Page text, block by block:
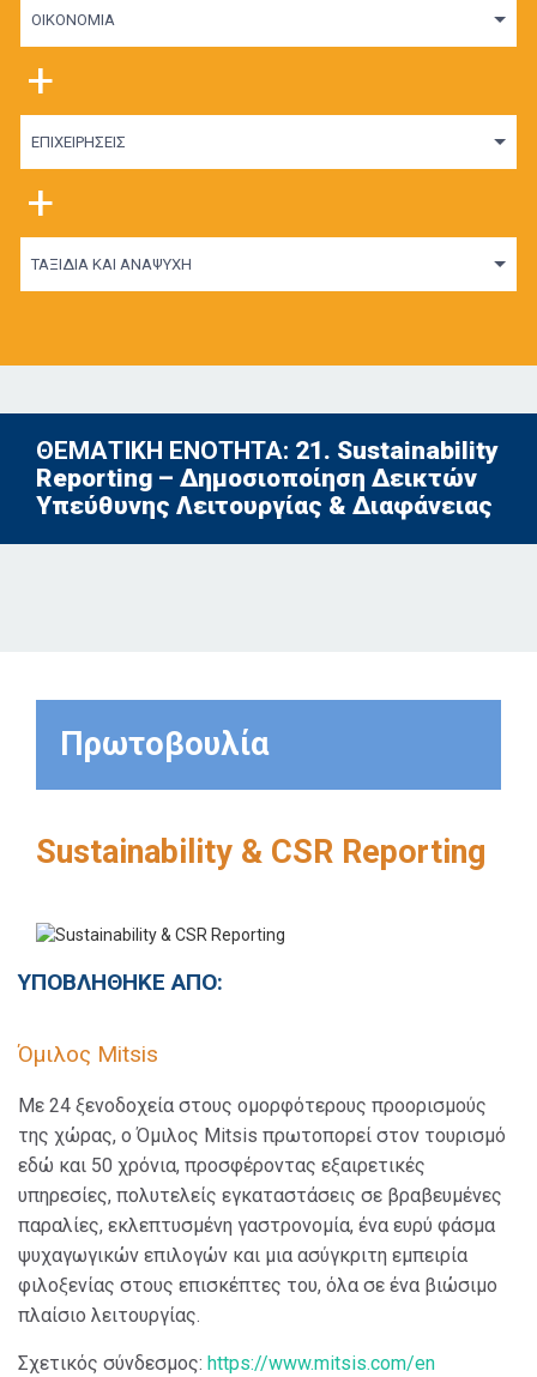
ΟΙΚΟΝΟΜΙΑ
+
ΕΠΙΧΕΙΡΗΣΕΙΣ
+
ΤΑΞΙΔΙΑ ΚΑΙ ΑΝΑΨΥΧΗ
ΘΕΜΑΤΙΚΗ ΕΝΟΤΗΤΑ: 21. Sustainability
Reporting – Δημοσιοποίηση Δεικτών
Υπεύθυνης Λειτουργίας & Διαφάνειας
Πρωτοβουλία
Sustainability & CSR Reporting
ΥΠΟΒΛΗΘΗΚΕ ΑΠΟ:
Όμιλος Mitsis
Με 24 ξενοδοχεία στους ομορφότερους προορισμούς
της χώρας, ο Όμιλος Mitsis πρωτοπορεί στον τουρισμό
εδώ και 50 χρόνια, προσφέροντας εξαιρετικές
υπηρεσίες, πολυτελείς εγκαταστάσεις σε βραβευμένες
παραλίες, εκλεπτυσμένη γαστρονομία, ένα ευρύ φάσμα
ψυχαγωγικών επιλογών και μια ασύγκριτη εμπειρία
φιλοξενίας στους επισκέπτες του, όλα σε ένα βιώσιμο
πλαίσιο λειτουργίας.
Σχετικός σύνδεσμος: https://www.mitsis.com/en